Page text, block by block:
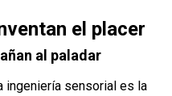
el placer
al paladar
ingeniería sensorial es la